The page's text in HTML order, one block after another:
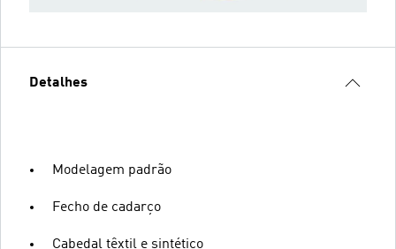
Detalhes
Modelagem padrão
Fecho de cadarço
Cabedal têxtil e sintético